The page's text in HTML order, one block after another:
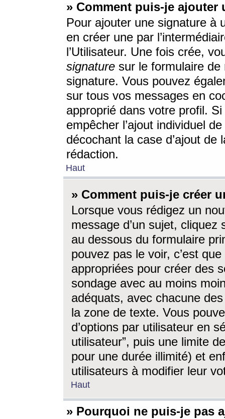
» Comment puis-je ajouter
Pour ajouter une signature à
en créer une par
l’Utilisateur. Une fois crée,
signature sur le formulaire de
signature. Vous pouvez
sur tous vos messages en
approprié dans votre profil.
empêcher l’ajout individuel
décochant la case d’ajout
rédaction.
Haut
» Comment puis-je créer
Lorsque vous rédigez un
message d’un sujet, cliquez
au dessous du formulaire
pouvez pas le voir, c’est
appropriées pour créer des
sondage avec au moins
adéquats, avec chacune
la zone de texte. Vous
d’options par utilisateur en
utilisateur”, puis une limite
pour une durée illimité) et
utilisateurs à modifier leur
Haut
» Pourquoi ne puis-je pas